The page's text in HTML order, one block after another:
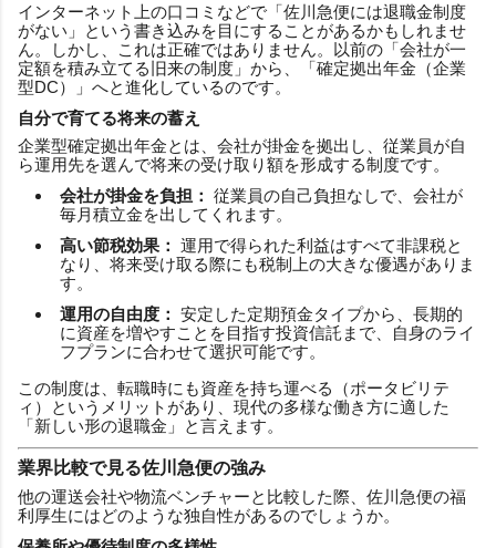
インターネット上の口コミなどで「佐川急便には退職金制度
がない」という書き込みを目にすることがあるかもしれませ
ん。しかし、これは正確ではありません。以前の「会社が一
定額を積み立てる旧来の制度」から、「確定拠出年金（企業
型DC）」へと進化しているのです。
自分で育てる将来の蓄え
企業型確定拠出年金とは、会社が掛金を拠出し、従業員が自
ら運用先を選んで将来の受け取り額を形成する制度です。
会社が掛金を負担： 従業員の自己負担なしで、会社が
毎月積立金を出してくれます。
高い節税効果： 運用で得られた利益はすべて非課税と
なり、将来受け取る際にも税制上の大きな優遇がありま
す。
運用の自由度： 安定した定期預金タイプから、長期的
に資産を増やすことを目指す投資信託まで、自身のライ
フプランに合わせて選択可能です。
この制度は、転職時にも資産を持ち運べる（ポータビリテ
ィ）というメリットがあり、現代の多様な働き方に適した
「新しい形の退職金」と言えます。
業界比較で見る佐川急便の強み
他の運送会社や物流ベンチャーと比較した際、佐川急便の福
利厚生にはどのような独自性があるのでしょうか。